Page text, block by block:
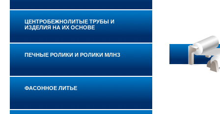
ЦЕНТРОБЕЖНОЛИТЫЕ ТРУБЫ И
ИЗДЕЛИЯ НА ИХ ОСНОВЕ
ПЕЧНЫЕ РОЛИКИ И РОЛИКИ МЛНЗ
ФАСОННОЕ ЛИТЬЕ